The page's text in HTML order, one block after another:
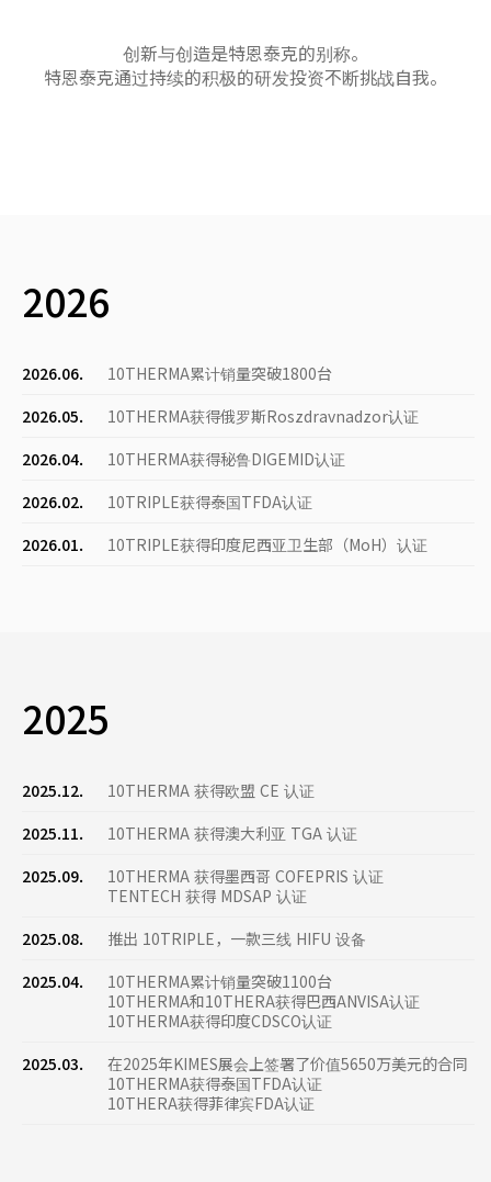
创新与创造是特恩泰克的别称。
特恩泰克通过持续的积极的研发投资不断挑战自我。
2026
2026.06.
10THERMA累计销量突破1800台
2026.05.
10THERMA获得俄罗斯Roszdravnadzor认证
2026.04.
10THERMA获得秘鲁DIGEMID认证
2026.02.
10TRIPLE获得泰国TFDA认证
2026.01.
10TRIPLE获得印度尼西亚卫生部（MoH）认证
2025
2025.12.
10THERMA 获得欧盟 CE 认证
2025.11.
10THERMA 获得澳大利亚 TGA 认证
2025.09.
10THERMA 获得墨西哥 COFEPRIS 认证
TENTECH 获得 MDSAP 认证
2025.08.
推出 10TRIPLE，一款三线 HIFU 设备
2025.04.
10THERMA累计销量突破1100台
10THERMA和10THERA获得巴西ANVISA认证
10THERMA获得印度CDSCO认证
2025.03.
在2025年KIMES展会上签署了价值5650万美元的合同
10THERMA获得泰国TFDA认证
10THERA获得菲律宾FDA认证